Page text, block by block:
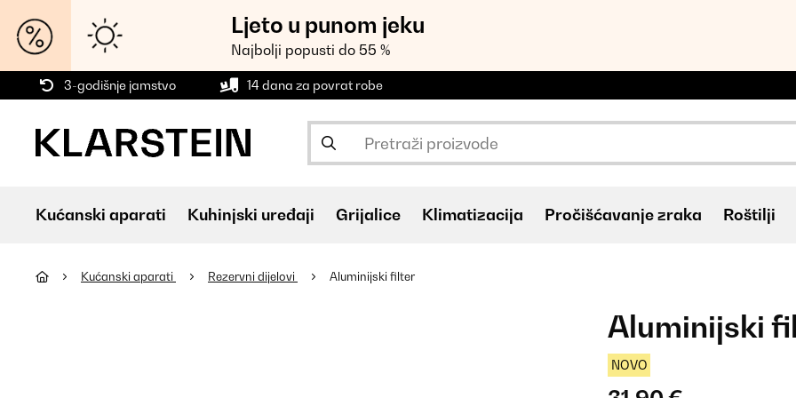
Ljeto u punom jeku
Najbolji popusti do 55 %
3-godišnje jamstvo 14 dana za povrat robe
Kućanski aparati Kuhinjski uređaji Grijalice Klimatizacija Pročišćavanje zraka Roštilji
Kućanski aparati Rezervni dijelovi Aluminijski filter
Aluminijski
NOVO